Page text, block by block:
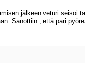
jälkeen veturi seisoi
Sanottiin , että pari